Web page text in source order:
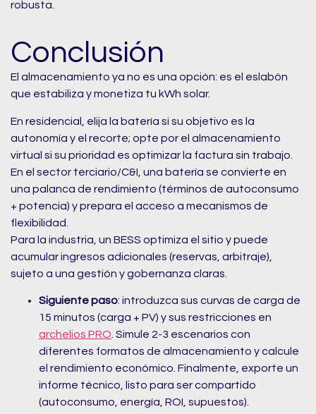
robusta.
Conclusión
El almacenamiento ya no es una opción: es el eslabón
que estabiliza y monetiza tu kWh solar.
En residencial, elija la batería si su objetivo es la
autonomía y el recorte; opte por el almacenamiento
virtual si su prioridad es optimizar la factura sin trabajo.
En el sector terciario/C&I, una batería se convierte en
una palanca de rendimiento (términos de autoconsumo
+ potencia) y prepara el acceso a mecanismos de
flexibilidad.
Para la industria, un BESS optimiza el sitio y puede
acumular ingresos adicionales (reservas, arbitraje),
sujeto a una gestión y gobernanza claras.
Siguiente paso: introduzca sus curvas de carga de
15 minutos (carga + PV) y sus restricciones en
archelios PRO . Simule 2-3 escenarios con
diferentes formatos de almacenamiento y calcule
el rendimiento económico. Finalmente, exporte un
informe técnico, listo para ser compartido
(autoconsumo, energía, ROI, supuestos).